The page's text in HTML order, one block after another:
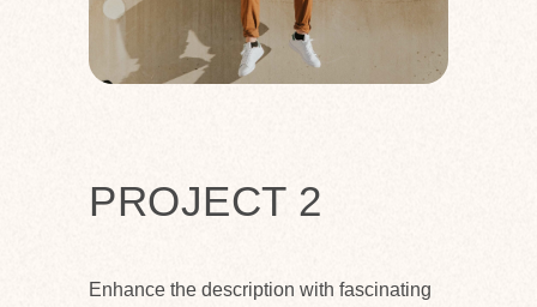
PROJECT 2
Enhance the description with fascinating